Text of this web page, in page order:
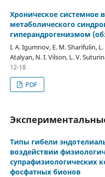
Хроническое системное
метаболического
гиперандрогенизмом
I. A. Igumnov, E. M. Sharifulin,
Atalyan, N. I. Vilson, L. V.
12-18
PDF
Типы гибели
воздействии
супрафизиологических
фосфатных бионов